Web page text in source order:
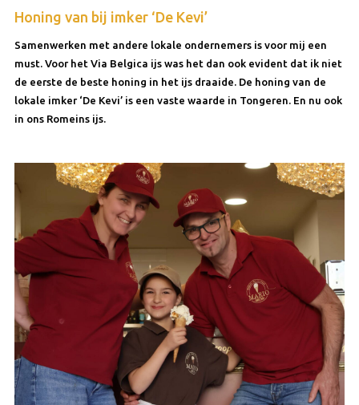
Honing van bij imker ‘De Kevi’
Samenwerken met andere lokale ondernemers is voor mij een
must. Voor het Via Belgica ijs was het dan ook evident dat ik niet
de eerste de beste honing in het ijs draaide. De honing van de
lokale imker ‘De Kevi’ is een vaste waarde in Tongeren. En nu ook
in ons Romeins ijs.